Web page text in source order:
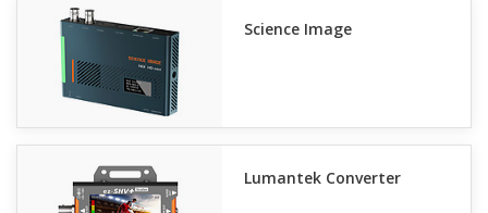
Science Image
Lumantek Converter